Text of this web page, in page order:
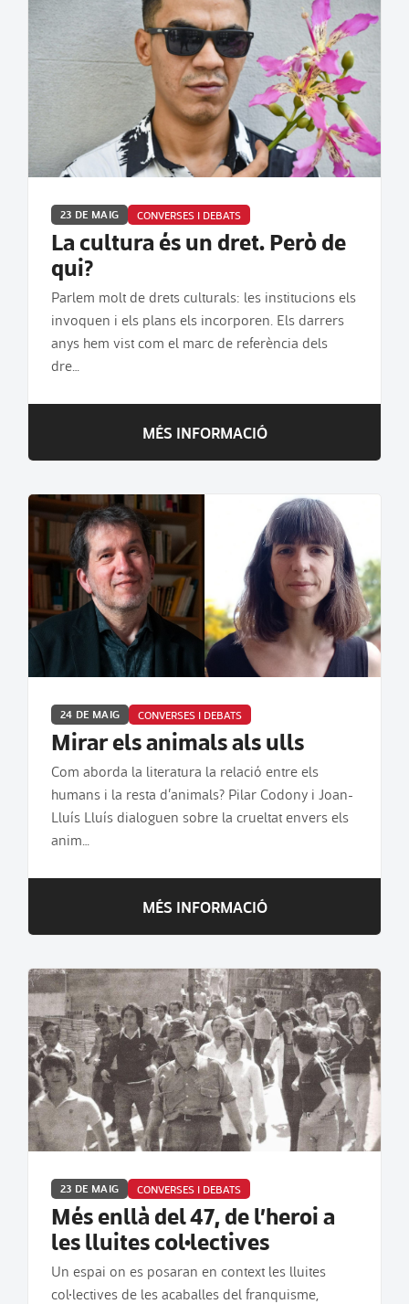
23 DE MAIG CONVERSES I DEBATS
La cultura és un dret. Però de
qui?
Parlem molt de drets culturals: les institucions els
invoquen i els plans els incorporen. Els darrers
anys hem vist com el marc de referència dels
dre…
MÉS INFORMACIÓ
24 DE MAIG CONVERSES I DEBATS
Mirar els animals als ulls
Com aborda la literatura la relació entre els
humans i la resta d’animals? Pilar Codony i Joan-
Lluís Lluís dialoguen sobre la crueltat envers els
anim…
MÉS INFORMACIÓ
23 DE MAIG CONVERSES I DEBATS
Més enllà del 47, de l’heroi a
les lluites col·lectives
Un espai on es posaran en context les lluites
col·lectives de les acaballes del franquisme,